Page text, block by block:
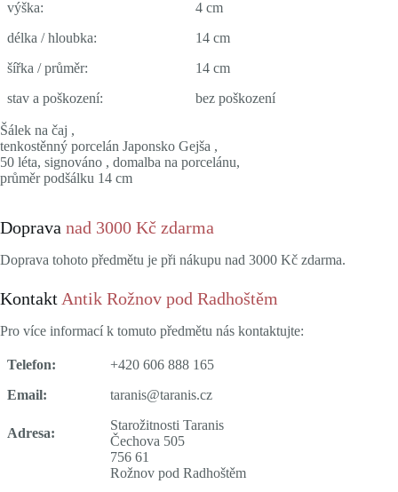
výška:
4 cm
délka / hloubka:
14 cm
šířka / průměr:
14 cm
stav a poškození:
bez poškození
Šálek na čaj ,
tenkostěnný porcelán Japonsko Gejša ,
50 léta, signováno , domalba na porcelánu,
průměr podšálku 14 cm
Doprava nad 3000 Kč zdarma
Doprava tohoto předmětu je při nákupu nad 3000 Kč zdarma.
Kontakt Antik Rožnov pod Radhoštěm
Pro více informací k tomuto předmětu nás kontaktujte:
Telefon:
+420 606 888 165
Email:
taranis@taranis.cz
Adresa:
Starožitnosti Taranis
Čechova 505
756 61
Rožnov pod Radhoštěm